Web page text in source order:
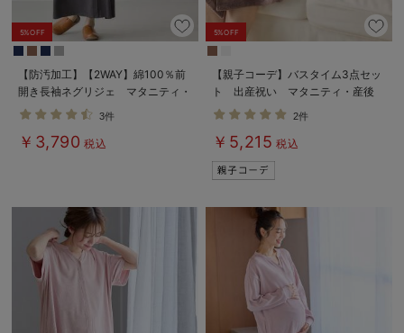
5%OFF
【防汚加工】【2WAY】綿100％前
開き長袖ネグリジェ マタニティ・
授乳パジャマ【産後も長く着れる】
3件
￥3,790 税込
5%OFF
【親子コーデ】バスタイム3点セッ
ト 出産祝い マタニティ・産後
2件
￥5,215 税込